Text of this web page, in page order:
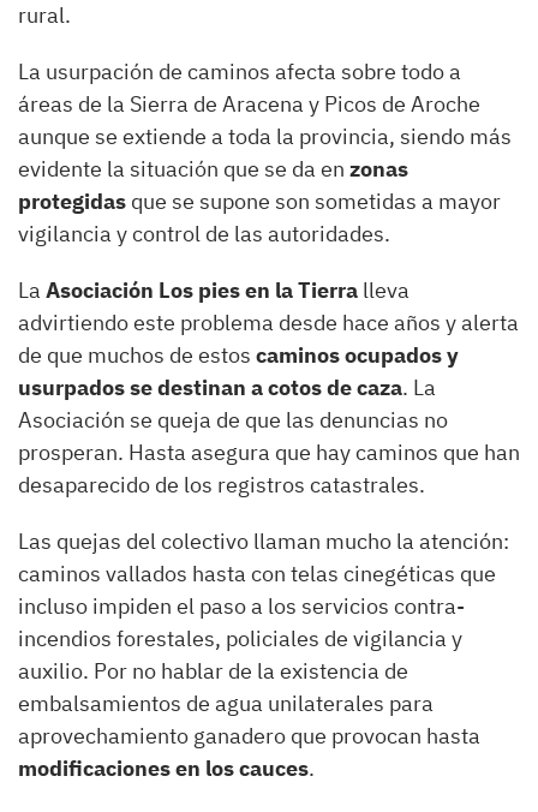
rural.
La usurpación de caminos afecta sobre todo a
áreas de la Sierra de Aracena y Picos de Aroche
aunque se extiende a toda la provincia, siendo más
evidente la situación que se da en zonas
protegidas que se supone son sometidas a mayor
vigilancia y control de las autoridades.
La Asociación Los pies en la Tierra lleva
advirtiendo este problema desde hace años y alerta
de que muchos de estos caminos ocupados y
usurpados se destinan a cotos de caza. La
Asociación se queja de que las denuncias no
prosperan. Hasta asegura que hay caminos que han
desaparecido de los registros catastrales.
Las quejas del colectivo llaman mucho la atención:
caminos vallados hasta con telas cinegéticas que
incluso impiden el paso a los servicios contra-
incendios forestales, policiales de vigilancia y
auxilio. Por no hablar de la existencia de
embalsamientos de agua unilaterales para
aprovechamiento ganadero que provocan hasta
modificaciones en los cauces.